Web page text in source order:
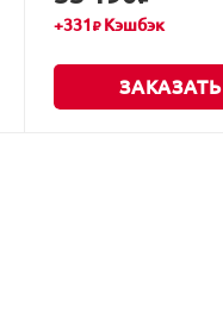
+331 ₽Кэшбэк
ЗАКАЗАТЬ